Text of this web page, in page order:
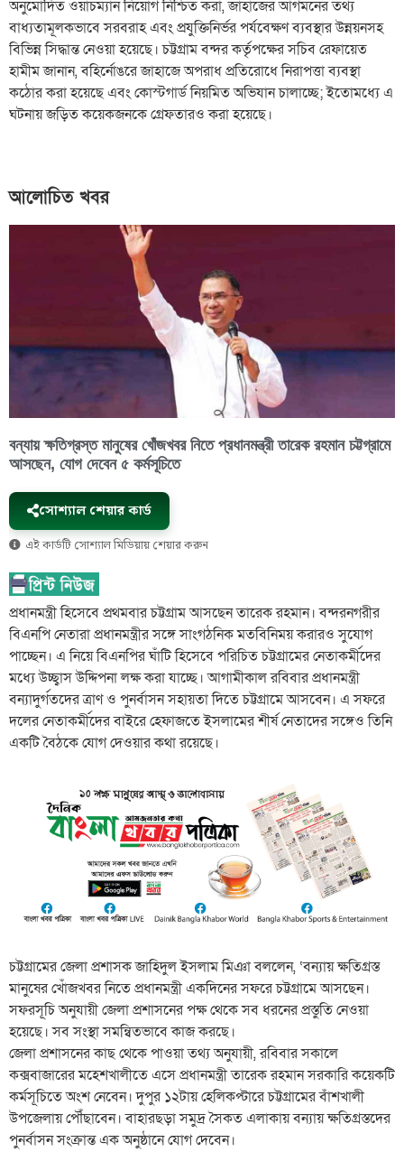
অনুমোদিত ওয়াচম্যান নিয়োগ নিশ্চিত করা, জাহাজের আগমনের তথ্য
বাধ্যতামূলকভাবে সরবরাহ এবং প্রযুক্তিনির্ভর পর্যবেক্ষণ ব্যবস্থার উন্নয়নসহ
বিভিন্ন সিদ্ধান্ত নেওয়া হয়েছে। চট্টগ্রাম বন্দর কর্তৃপক্ষের সচিব রেফায়েত
হামীম জানান, বহির্নোঙরে জাহাজে অপরাধ প্রতিরোধে নিরাপত্তা ব্যবস্থা
কঠোর করা হয়েছে এবং কোস্টগার্ড নিয়মিত অভিযান চালাচ্ছে; ইতোমধ্যে এ
ঘটনায় জড়িত কয়েকজনকে গ্রেফতারও করা হয়েছে।
আলোচিত খবর
বন্যায় ক্ষতিগ্রস্ত মানুষের খোঁজখবর নিতে প্রধানমন্ত্রী তারেক রহমান চট্টগ্রামে
আসছেন, যোগ দেবেন ৫ কর্মসূচিতে
সোশ্যাল শেয়ার কার্ড
এই কার্ডটি সোশ্যাল মিডিয়ায় শেয়ার করুন
প্রধানমন্ত্রী হিসেবে প্রথমবার চট্টগ্রাম আসছেন তারেক রহমান। বন্দরনগরীর
বিএনপি নেতারা প্রধানমন্ত্রীর সঙ্গে সাংগঠনিক মতবিনিময় করারও সুযোগ
পাচ্ছেন। এ নিয়ে বিএনপির ঘাঁটি হিসেবে পরিচিত চট্টগ্রামের নেতাকর্মীদের
মধ্যে উচ্ছ্বাস উদ্দিপনা লক্ষ করা যাচ্ছে। আগামীকাল রবিবার প্রধানমন্ত্রী
বন্যাদুর্গতদের ত্রাণ ও পুনর্বাসন সহায়তা দিতে চট্টগ্রামে আসবেন। এ সফরে
দলের নেতাকর্মীদের বাইরে হেফাজতে ইসলামের শীর্ষ নেতাদের সঙ্গেও তিনি
একটি বৈঠকে যোগ দেওয়ার কথা রয়েছে।
চট্টগ্রামের জেলা প্রশাসক জাহিদুল ইসলাম মিঞা বললেন, ‘বন্যায় ক্ষতিগ্রস্ত
মানুষের খোঁজখবর নিতে প্রধানমন্ত্রী একদিনের সফরে চট্টগ্রামে আসছেন।
সফরসূচি অনুযায়ী জেলা প্রশাসনের পক্ষ থেকে সব ধরনের প্রস্তুতি নেওয়া
হয়েছে। সব সংস্থা সমন্বিতভাবে কাজ করছে।
জেলা প্রশাসনের কাছ থেকে পাওয়া তথ্য অনুযায়ী, রবিবার সকালে
কক্সবাজারের মহেশখালীতে এসে প্রধানমন্ত্রী তারেক রহমান সরকারি কয়েকটি
কর্মসূচিতে অংশ নেবেন। দুপুর ১২টায় হেলিকপ্টারে চট্টগ্রামের বাঁশখালী
উপজেলায় পৌঁছাবেন। বাহারছড়া সমুদ্র সৈকত এলাকায় বন্যায় ক্ষতিগ্রস্তদের
পুনর্বাসন সংক্রান্ত এক অনুষ্ঠানে যোগ দেবেন।